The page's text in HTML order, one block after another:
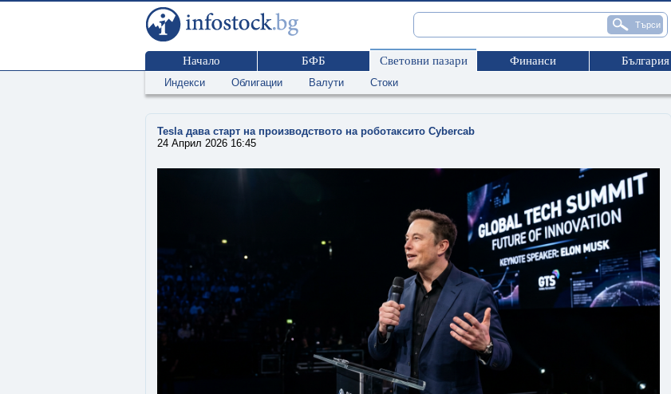
Начало БФБ Световни пазари Финанси България
Индекси Облигации Валути Стоки
Tesla дава старт на производството на роботаксито Cybercab
24 Април 2026 16:45